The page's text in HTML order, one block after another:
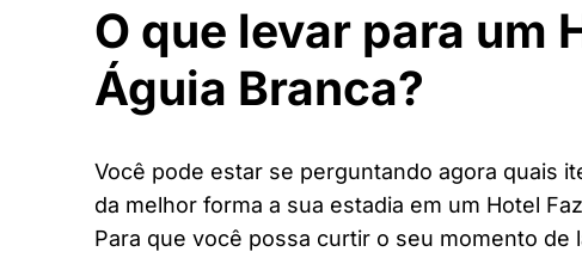
O que levar para um
Águia Branca?
Você pode estar se perguntando agora quais
da melhor forma a sua estadia em um Hotel
Para que você possa curtir o seu momento